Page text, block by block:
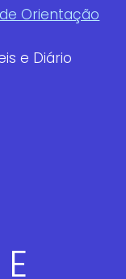
Orientação
e Diário